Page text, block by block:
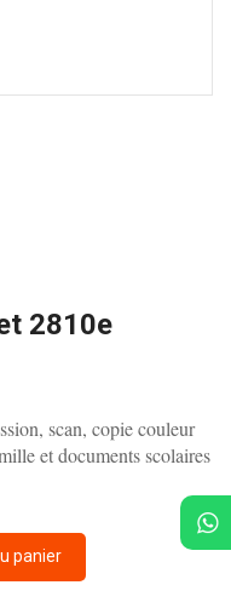
2810e
scan, copie couleur
et documents scolaires
panier